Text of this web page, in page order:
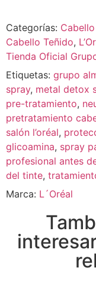
Categorías:
Cabello Teñido,
Tienda Oficial
Etiquetas: grupo
spray, metal detox
pre-tratamiento,
pretratamiento
salón l’oréal,
glicoamina, spray
profesional antes
del tinte,
Marca: L´Oréal